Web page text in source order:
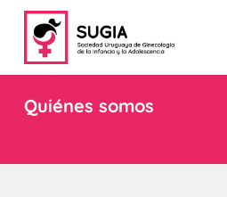
Skip
content
Quiénes somos